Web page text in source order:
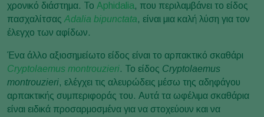
χρονικό διάστημα. Το Aphidalia, που περιλαμβάνει το είδος
πασχαλίτσας Adalia bipunctata, είναι μια καλή λύση για τον
έλεγχο των αφίδων.
Ένα άλλο αξιοσημείωτο είδος είναι το αρπακτικό σκαθάρι
Cryptolaemus montrouzieri. Το είδος Cryptolaemus
montrouzieri, ελέγχει τις αλευρώδεις μέσω της αδηφάγου
αρπακτικής συμπεριφοράς του. Αυτά τα ωφέλιμα σκαθάρια
είναι ειδικά προσαρμοσμένα για να στοχεύουν και να